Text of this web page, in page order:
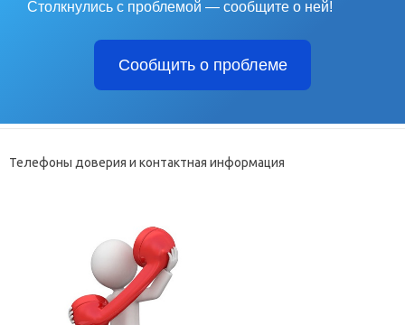
Столкнулись с проблемой — сообщите о ней!
Сообщить о проблеме
Телефоны доверия и контактная информация